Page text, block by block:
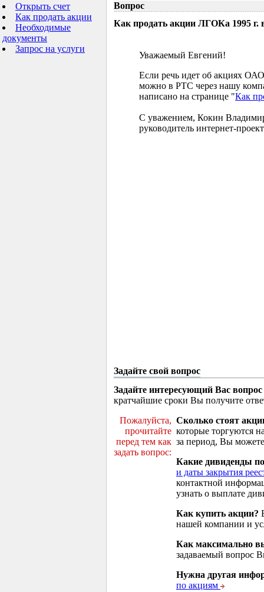
Открыть счет
Как продать акции
Необходимые
документы
Запрос на услуги
Вопрос
Как продать акции ЛГОКа 1995 г.
Уважаемый Евгений!
Если речь идет об акциях
можно в РТС через нашу
написано на странице "Как
С уважением, Кокин
руководитель интернет-
Задайте свой вопрос
Задайте интересующий Вас вопрос
кратчайшие сроки Вы получите
Пожалуйста,
прочитайте
перед тем как
задать вопрос:
Сколько стоят
которые торгуются
за период, Вы
Какие дивиденды
и даты закрытия
контактной
узнать о выплате
Как купить акции?
нашей компании и
Как максимально
задаваемый вопрос
Нужна другая
по акциям